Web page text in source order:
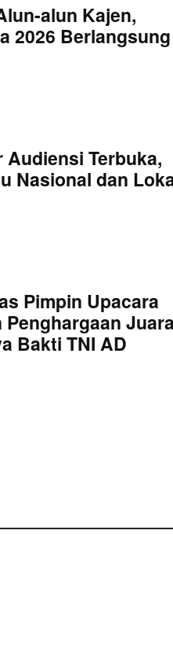
alun Kajen,
2026 Berlangsung
Audiensi Terbuka,
Nasional dan
Pimpin Upacara
Juara
Bakti TNI AD